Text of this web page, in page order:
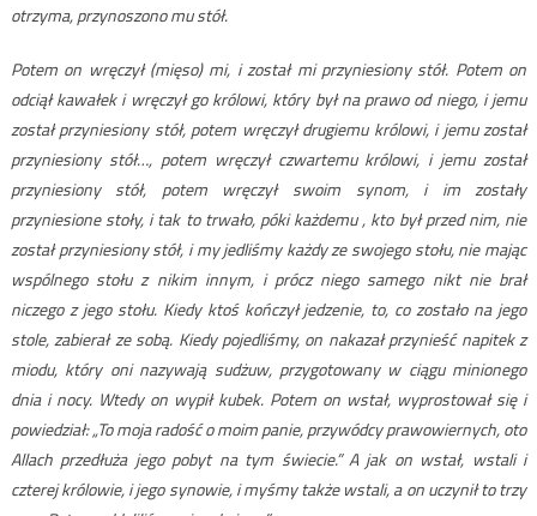
otrzyma, przynoszono mu stół.
Potem on wręczył (mięso) mi, i został mi przyniesiony stół. Potem on
odciął kawałek i wręczył go królowi, który był na prawo od niego, i jemu
został przyniesiony stół, potem wręczył drugiemu królowi, i jemu został
przyniesiony stół…, potem wręczył czwartemu królowi, i jemu został
przyniesiony stół, potem wręczył swoim synom, i im zostały
przyniesione stoły, i tak to trwało, póki każdemu , kto był przed nim, nie
został przyniesiony stół, i my jedliśmy każdy ze swojego stołu, nie mając
wspólnego stołu z nikim innym, i prócz niego samego nikt nie brał
niczego z jego stołu. Kiedy ktoś kończył jedzenie, to, co zostało na jego
stole, zabierał ze sobą. Kiedy pojedliśmy, on nakazał przynieść napitek z
miodu, który oni nazywają sudżuw, przygotowany w ciągu minionego
dnia i nocy. Wtedy on wypił kubek. Potem on wstał, wyprostował się i
powiedział: „To moja radość o moim panie, przywódcy prawowiernych, oto
Allach przedłuża jego pobyt na tym świecie.” A jak on wstał, wstali i
czterej królowie, i jego synowie, i myśmy także wstali, a on uczynił to trzy